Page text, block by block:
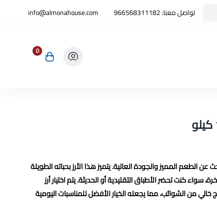
تواصل معنا:966568311182
info@almonahouse.com
0
عن الطعم المميز والجودة العالية. يتميز هذا الأرز بحباته الطويلة
كنت تحضر الأطباق التقليدية أو الحديثة. يتم اختيار أرز
خالي من الشوائب، مما يجعله الخيار الأفضل للمناسبات اليومية